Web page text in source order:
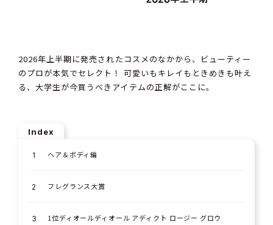
2026年上半期に発売されたコスメのなかから、ビューティー
のプロが本気でセレクト！ 可愛いもキレイもときめきも叶え
る、大学生が今買うべきアイテムの正解がここに。
Index
ヘア＆ボディ編
フレグランス大賞
1位ディオールディオール アディクト ロージー グロウ